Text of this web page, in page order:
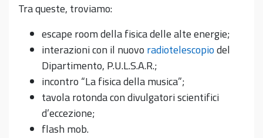
Tra queste, troviamo:
escape room della fisica delle alte energie;
interazioni con il nuovo radiotelescopiodel
Dipartimento, P.U.L.S.A.R.;
incontro “La fisica della musica”;
tavola rotonda con divulgatori scientifici
d’eccezione;
flash mob.